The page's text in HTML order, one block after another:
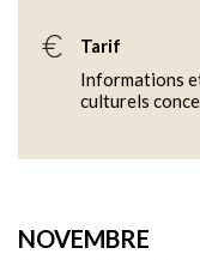
Tarif
Informations
culturels
NOVEMBRE